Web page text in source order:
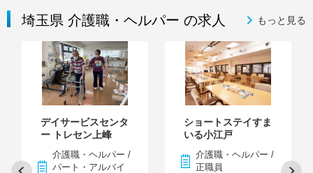
埼玉県 介護職・ヘルパー の求人 もっと見る
デイサービスセンタ
ー トレセン上峰
介護職・ヘルパー /
パート・アルバイ
ショートステイすま
いる小江戸
介護職・ヘルパー /
正職員